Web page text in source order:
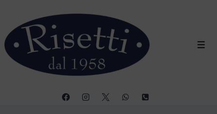
contenuto
principale